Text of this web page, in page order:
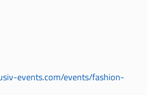
events.com/events/fashion-